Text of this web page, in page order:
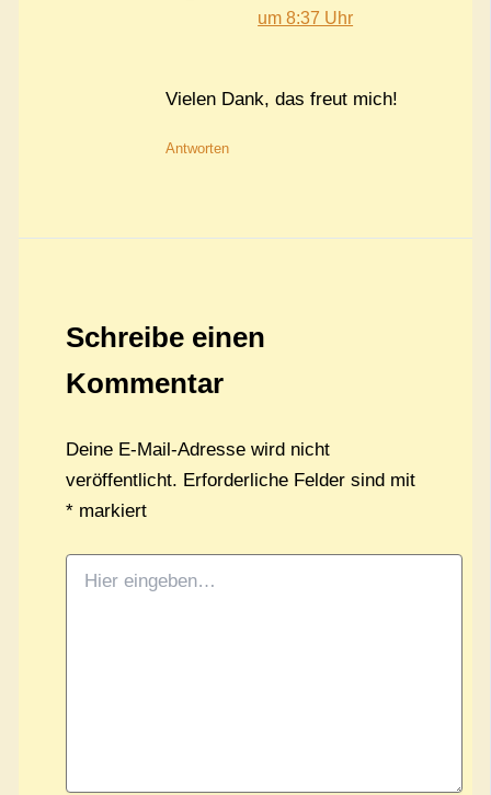
um 8:37 Uhr
Vielen Dank, das freut mich!
Antworten
Schreibe einen
Kommentar
Deine E-Mail-Adresse wird nicht
veröffentlicht. Erforderliche Felder sind mit
*markiert
eingeben…